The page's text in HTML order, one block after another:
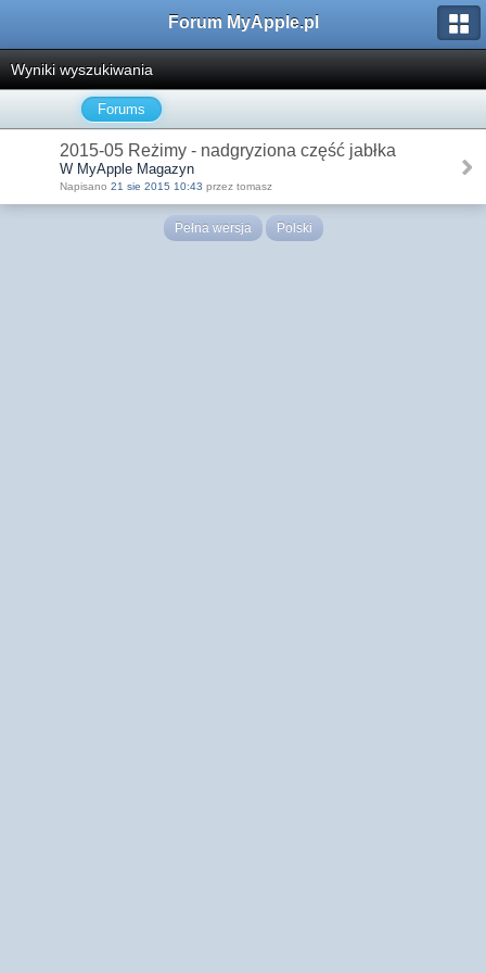
Forum MyApple.pl
Wyniki wyszukiwania
Forums
2015-05 Reżimy - nadgryziona część jabłka
W MyApple Magazyn
Napisano 21 sie 2015 10:43 przez tomasz
Pełna wersja Polski